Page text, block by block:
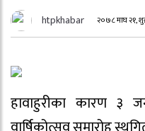
htpkhabar २०७८ माघ २१,
हावाहुरीका कारण ३